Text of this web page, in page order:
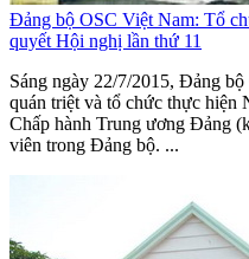
Đảng bộ OSC Việt Nam: Tổ
quyết Hội nghị lần thứ 11
Sáng ngày 22/7/2015, Đảng
quán triệt và tổ chức thực hiện
Chấp hành Trung ương Đảng
viên trong Đảng bộ. ...